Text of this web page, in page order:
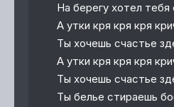
На берегу хотел тебя
А утки кря кря кря
Ты хочешь счастье
А утки кря кря кря
Ты хочешь счастье
Ты белье стираешь